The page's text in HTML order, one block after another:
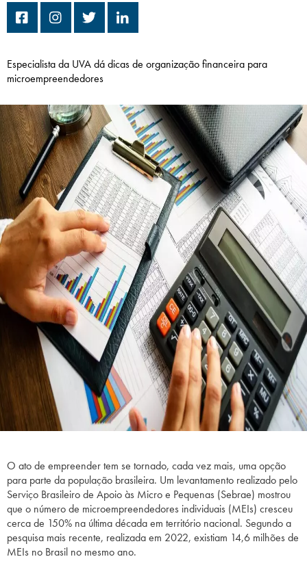
Campi/Unidades
Conclua sua Matrícula
INSCREVA-SE SOLICITE INFORMAÇÕES
ÁREA DO ALUNO LOGIN
Especialista da UVA dá dicas de organização financeira para
microempreendedores
O ato de empreender tem se tornado, cada vez mais, uma opção
para parte da população brasileira. Um levantamento realizado pelo
Serviço Brasileiro de Apoio às Micro e Pequenas (Sebrae) mostrou
que o número de microempreendedores individuais (MEIs) cresceu
cerca de 150% na última década em território nacional. Segundo a
pesquisa mais recente, realizada em 2022, existiam 14,6 milhões de
MEIs no Brasil no mesmo ano.